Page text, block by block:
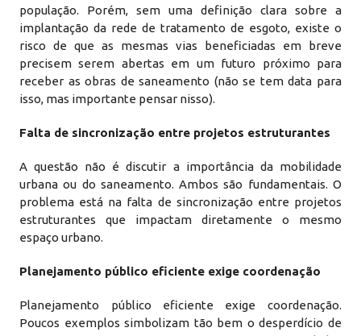
população. Porém, sem uma definição clara sobre a
implantação da rede de tratamento de esgoto, existe o
risco de que as mesmas vias beneficiadas em breve
precisem serem abertas em um futuro próximo para
receber as obras de saneamento (não se tem data para
isso, mas importante pensar nisso).
Falta de sincronização entre projetos estruturantes
A questão não é discutir a importância da mobilidade
urbana ou do saneamento. Ambos são fundamentais. O
problema está na falta de sincronização entre projetos
estruturantes que impactam diretamente o mesmo
espaço urbano.
Planejamento público eficiente exige coordenação
Planejamento público eficiente exige coordenação.
Poucos exemplos simbolizam tão bem o desperdício de